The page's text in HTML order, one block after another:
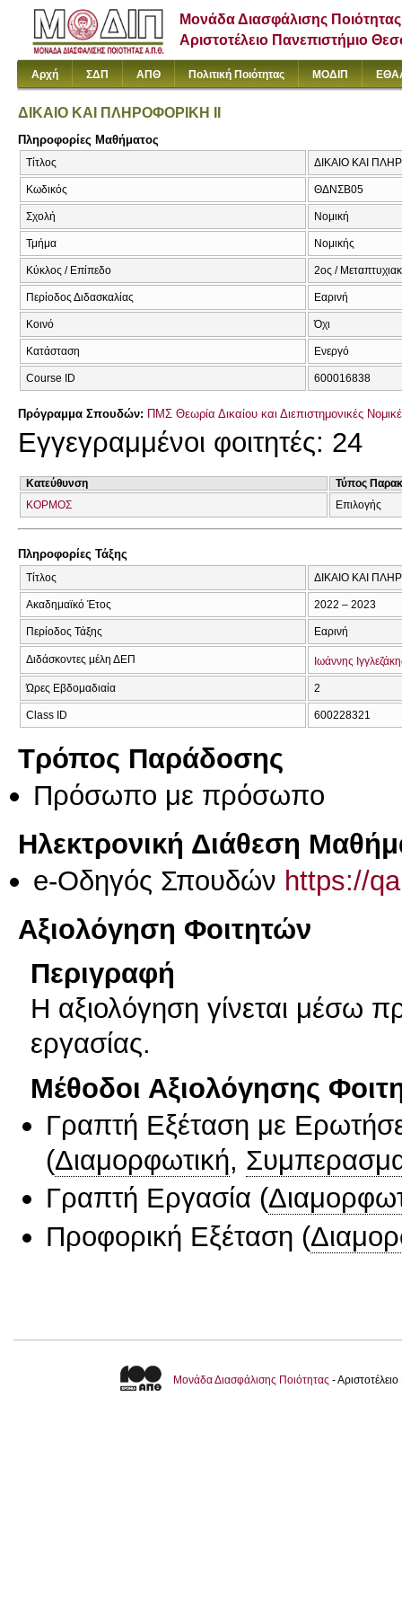
Μονάδα Διασφάλισης Ποιότητας
Αριστοτέλειο Πανεπιστήμιο
Αρχή ΣΔΠ ΑΠΘ Πολιτική Ποιότητας ΜΟΔΙΠ
ΔΙΚΑΙΟ ΚΑΙ ΠΛΗΡΟΦΟΡΙΚΗ II
Πληροφορίες Μαθήματος
Τίτλος ΔΙΚΑΙΟ ΚΑΙ
Κωδικός ΘΔΝΣΒ05
Σχολή Νομική
Τμήμα Νομικής
Κύκλος / Επίπεδο 2ος /
Περίοδος Διδασκαλίας Εαρινή
Κοινό Όχι
Κατάσταση Ενεργό
Course ID 600016838
Πρόγραμμα Σπουδών: ΠΜΣ Θεωρία Δικαίου και Διεπιστημονικές
Εγγεγραμμένοι φοιτητές: 24
Κατεύθυνση
Τύπος
ΚΟΡΜΟΣ
Επιλογής
Πληροφορίες Τάξης
Τίτλος ΔΙΚΑΙΟ ΚΑΙ
Ακαδημαϊκό Έτος 2022 – 2023
Περίοδος Τάξης Εαρινή
Διδάσκοντες μέλη ΔΕΠ Ιωάννης
Ώρες Εβδομαδιαία 2
Class ID 600228321
Τρόπος Παράδοσης
Πρόσωπο με πρόσωπο
Ηλεκτρονική Διάθεση
e-Οδηγός Σπουδών https://
Αξιολόγηση Φοιτητών
Περιγραφή
Η αξιολόγηση γίνεται μέσω
εργασίας.
Μέθοδοι Αξιολόγησης
Γραπτή Εξέταση με
(Διαμορφωτική,
Γραπτή Εργασία (
Προφορική Εξέταση (
Μονάδα Διασφάλισης Ποιότητας -